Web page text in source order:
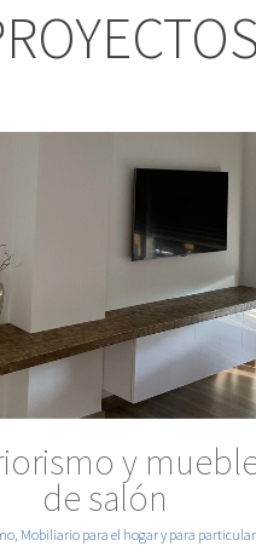
y
de salón
Mobiliario para el hogar y para